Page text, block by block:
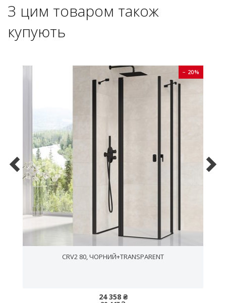
З цим товаром також
купують
− 20%
CRV2 80, ЧОРНИЙ+TRANSPARENT
24 358 ₴